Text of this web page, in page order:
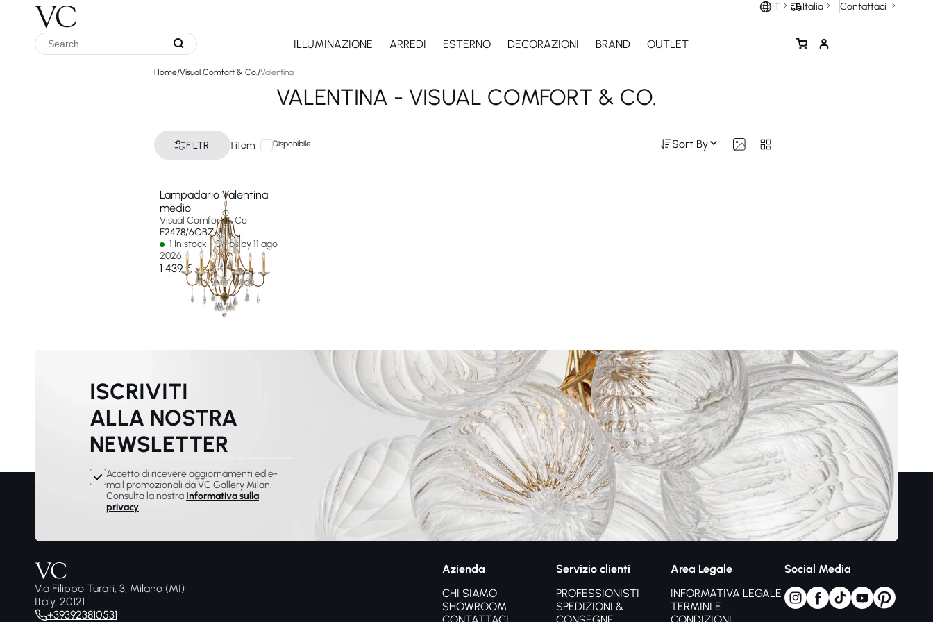
IT Italia Contattaci
ILLUMINAZIONE ARREDI ESTERNO DECORAZIONI BRAND OUTLET
Home/Visual Comfort & Co./Valentina
VALENTINA - VISUAL COMFORT & CO.
FILTRI 1 item Disponibile Sort By
Lampadario Valentina
medio
Visual Comfort & Co
F2478/6OBZ-EU
1 In stock - Ships by 11 ago
2026
1 439 €
ISCRIVITI
ALLA NOSTRA
NEWSLETTER
Accetto di ricevere aggiornamenti ed e-
mail promozionali da VC Gallery Milan.
Consulta la nostra Informativa sulla
privacy
Via Filippo Turati, 3, Milano (MI)
Italy, 20121
+393923810531
Azienda
CHI SIAMO
SHOWROOM
Servizio clienti
PROFESSIONISTI
SPEDIZIONI &
Area Legale
INFORMATIVA LEGALE
TERMINI E
Social Media